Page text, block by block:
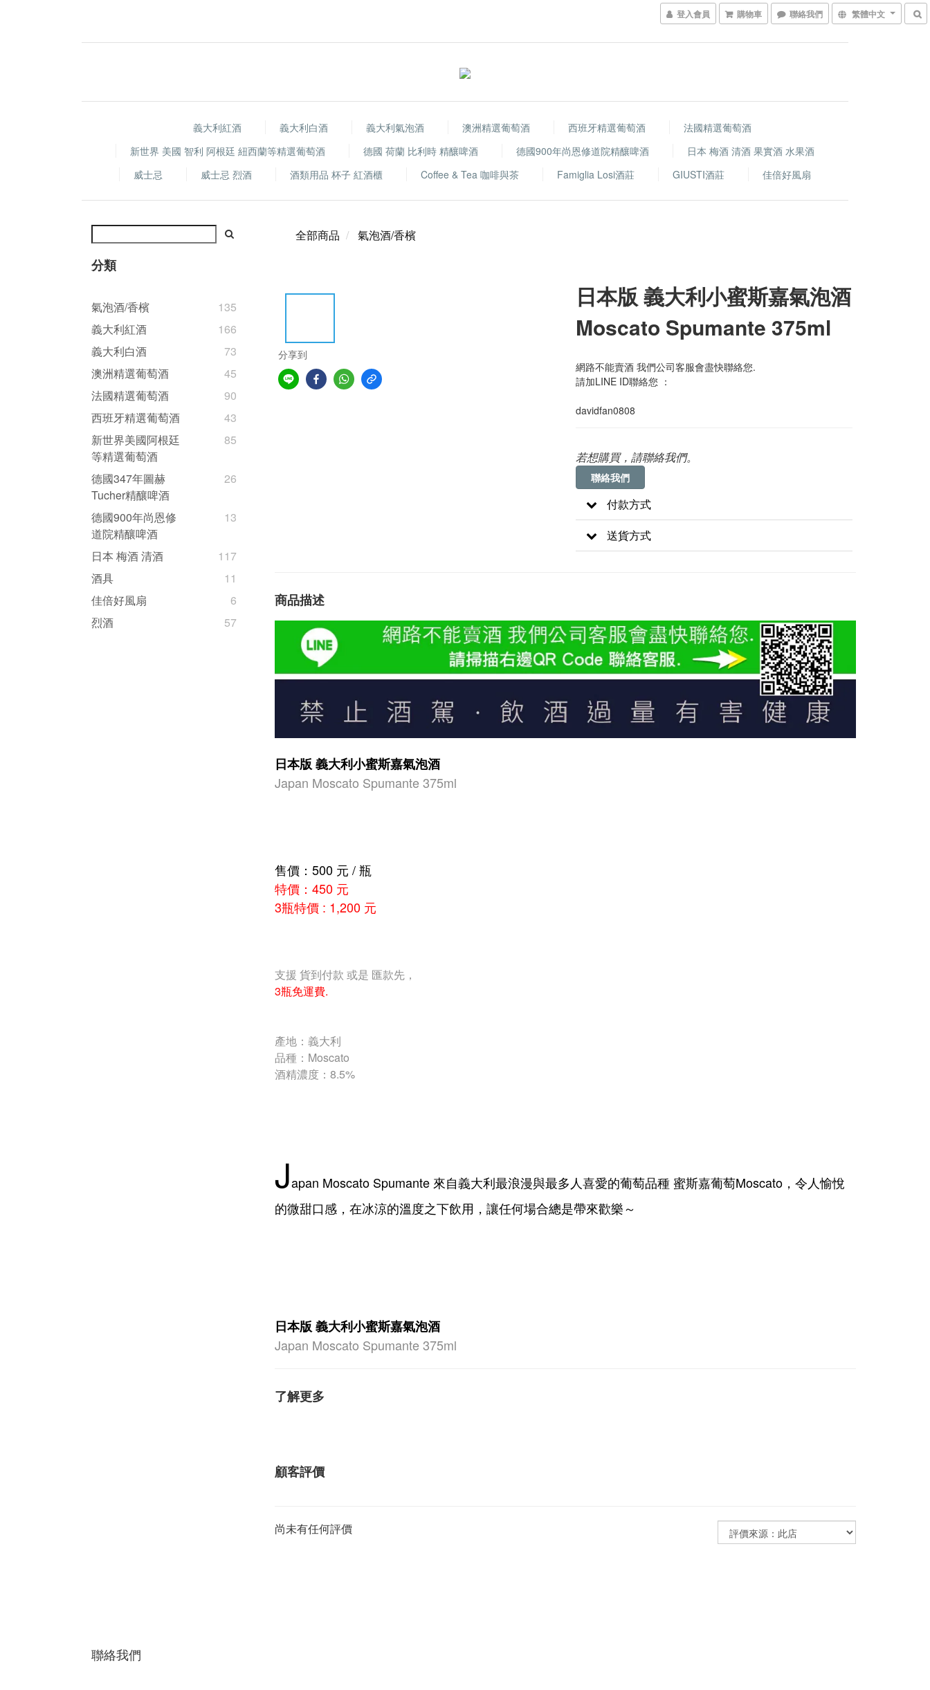
登入會員 購物車 聯絡我們 繁體中文
義大利紅酒 義大利白酒 義大利氣泡酒 澳洲精選葡萄酒 西班牙精選葡萄酒
法國精選葡萄酒
新世界 美國 智利 阿根廷 紐西蘭等精選葡萄酒
德國 荷蘭 比利時 精釀啤酒 德國900年尚恩修道院精釀啤酒
日本 梅酒 清酒 果實酒 水果酒
威士忌
威士忌 烈酒 酒類用品 杯子 紅酒櫃 Coffee & Tea 咖啡與茶 Famiglia Losi酒莊 GIUSTI酒莊 佳倍好風扇
分類
氣泡酒/香檳
135
義大利紅酒
166
義大利白酒
73
澳洲精選葡萄酒
45
法國精選葡萄酒
90
西班牙精選葡萄酒
43
新世界美國阿根廷
等精選葡萄酒
85
德國347年圖赫
Tucher精釀啤酒
26
德國900年尚恩修
道院精釀啤酒
13
日本 梅酒 清酒
117
酒具
11
佳倍好風扇
6
烈酒
57
全部商品 氣泡酒/香檳
分享到
日本版 義大利小蜜斯嘉氣泡酒
Moscato Spumante 375ml
網路不能賣酒 我們公司客服會盡快聯絡您.
請加LINE ID聯絡您 ：
davidfan0808
若想購買，請聯絡我們。
聯絡我們
付款方式
送貨方式
商品描述
日本版 義大利小蜜斯嘉氣泡酒
Japan Moscato Spumante 375ml
售價：500 元 / 瓶
特價：450 元
3瓶特價 : 1,200 元
支援 貨到付款 或是 匯款先，
3瓶免運費.
產地：義大利
品種：Moscato
酒精濃度：8.5%
Japan Moscato Spumante 來自義大利最浪漫與最多人喜愛的葡萄品種 蜜斯嘉葡萄Moscato，令人愉悅
的微甜口感，在冰涼的溫度之下飲用，讓任何場合總是帶來歡樂～
日本版 義大利小蜜斯嘉氣泡酒
Japan Moscato Spumante 375ml
了解更多
顧客評價
尚未有任何評價
聯絡我們